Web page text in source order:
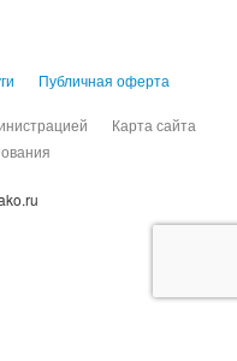
Публичная оферта
Карта сайта